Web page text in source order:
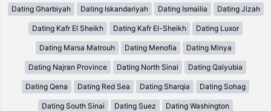
Dating Gharbiyah Dating Iskandariyah Dating Ismailia Dating Jizah
Dating Kafr El Sheikh Dating Kafr El-Sheikh Dating Luxor
Dating Marsa Matrouh Dating Menofia Dating Minya
Dating Najran Province Dating North Sinai Dating Qalyubia
Dating Qena Dating Red Sea Dating Sharqia Dating Sohag
Dating South Sinai Dating Suez Dating Washington